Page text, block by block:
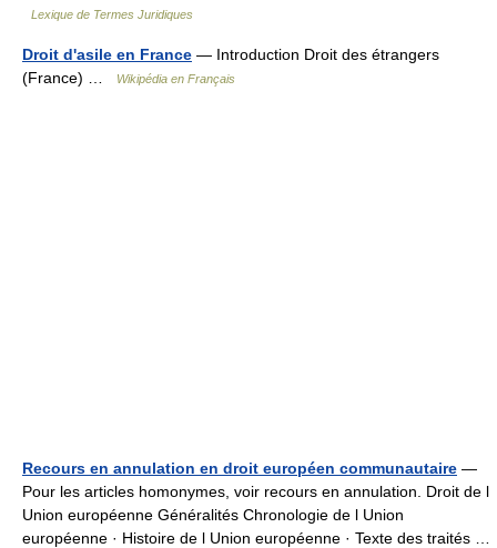
Lexique de Termes Juridiques
Droit d'asile en France — Introduction Droit des étrangers
(France) …
Wikipédia en Français
Recours en annulation en droit européen communautaire —
Pour les articles homonymes, voir recours en annulation. Droit de l
Union européenne Généralités Chronologie de l Union
européenne · Histoire de l Union européenne · Texte des traités …